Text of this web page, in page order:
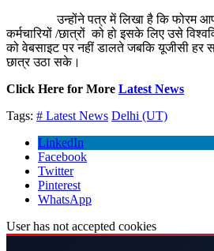
उन्होंने पत्र में लिखा है कि फोरम आपसे यह
कर्मचारियों /छात्रों को हो इसके लिए उसे
को वेबसाइट पर नहीं डालते जबकि यूजीसी हर
छात्र उठा सके।
Click Here for More Latest News
Tags: # Latest News Delhi (UT)
LinkedIn
Facebook
Twitter
Pinterest
WhatsApp
User has not accepted cookies